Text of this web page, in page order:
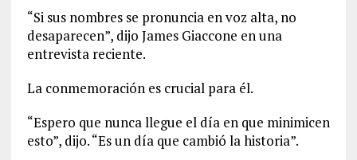
“Si sus nombres se pronuncia en voz alta, no
desaparecen”, dijo James Giaccone en una
entrevista reciente.
La conmemoración es crucial para él.
“Espero que nunca llegue el día en que minimicen
esto”, dijo. “Es un día que cambió la historia”.